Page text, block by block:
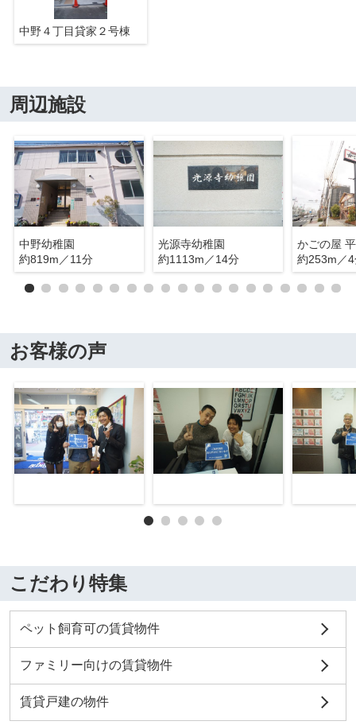
中野４丁目貸家２号棟
周辺施設
中野幼稚園
約819m／11分
光源寺幼稚園
約1113m／14分
約253m／
お客様の声
こだわり特集
ペット飼育可の賃貸物件
ファミリー向けの賃貸物件
賃貸戸建の物件